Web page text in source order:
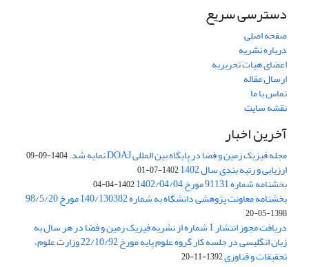
دسترسی سریع
صفحه اصلی
درباره نشریه
اعضای هیات تحریریه
ارسال مقاله
تماس با ما
نقشه سایت
آخرین اخبار
مجله فیزیک زمین و فضا در پایگاه بین المللی DOAJ نمایه شد. 1404-09-09
ارزیابی و رتبه بندی سال 1402 1402-07-01
بخشنامه شماره 91131 مورخ 1402/04/04 1402-04-04
بخشنامه معاونت پژوهشی دانشگاه به شماره 140/130382 مورخ 98/5/20
1398-05-20
دریافت مجوز انتشار 1 شماره از نشریه فیزیک زمین و فضا در هر سال به
زبان انگلیسی در جلسه کار گروه علوم پایه مورخ 22/10/92 وزارت علوم،
تحقیقات و فناوری1392-11-20